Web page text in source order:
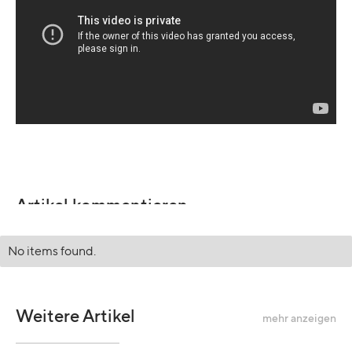
Artikel kommentieren
No items found.
Weitere Artikel mehr anzeigen